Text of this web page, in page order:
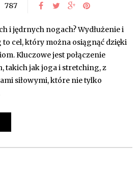
787
i jędrnych nogach? Wydłużenie i
cel, który można osiągnąć dzięki
Kluczowe jest połączenie
takich jak joga i stretching, z
siłowymi, które nie tylko